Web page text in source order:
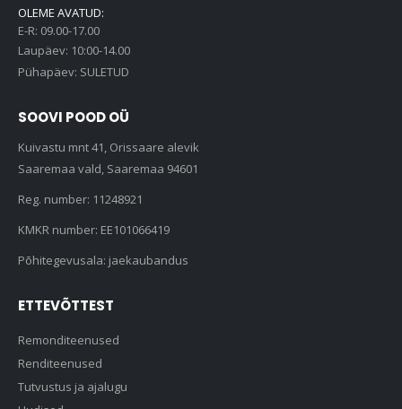
OLEME AVATUD:
E-R: 09.00-17.00
Laupäev: 10:00-14.00
Pühapäev: SULETUD
SOOVI POOD OÜ
Kuivastu mnt 41, Orissaare alevik
Saaremaa vald, Saaremaa 94601
Reg. number: 11248921
KMKR number: EE101066419
Põhitegevusala: jaekaubandus
ETTEVÕTTEST
Remonditeenused
Renditeenused
Tutvustus ja ajalugu